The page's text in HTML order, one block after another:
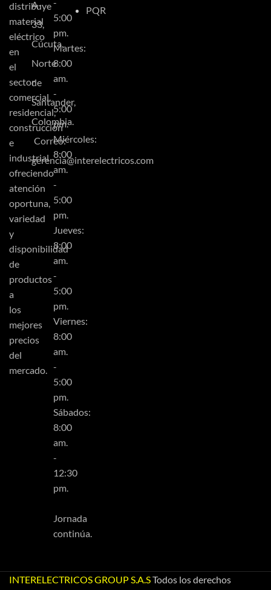
distribuye
material
eléctrico
en
el
sector
comercial,
residencial,
construcción
e
industrial
ofreciendo
atención
oportuna,
variedad
y
disponibilidad
de
productos
a
los
mejores
precios
del
mercado.
A-
33,
Cúcuta,
Norte
de
Santander,
Colombia.
Correo:
gerencia@interelectricos.com
5:00
pm.
Martes:
8:00
am.
-
5:00
pm.
Miércoles:
8:00
am.
-
5:00
pm.
Jueves:
8:00
am.
-
5:00
pm.
Viernes:
8:00
am.
-
5:00
pm.
Sábados:
8:00
am.
-
12:30
pm.
Jornada
continúa.
PQR
INTERELECTRICOS GROUP S.A.STodos los derechos